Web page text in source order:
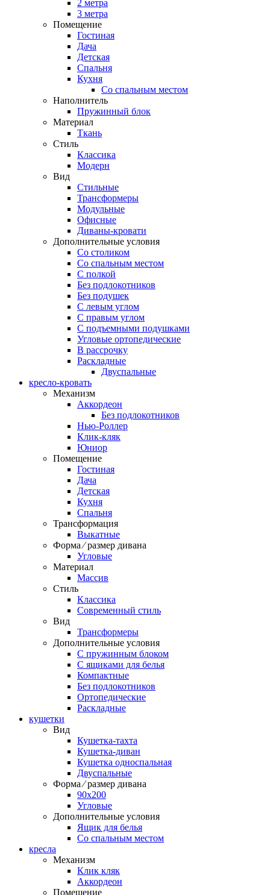
2 метра
3 метра
Помещение
Гостиная
Дача
Детская
Спальня
Кухня
Со спальным местом
Наполнитель
Пружинный блок
Материал
Ткань
Стиль
Классика
Модерн
Вид
Стильные
Трансформеры
Модульные
Офисные
Диваны-кровати
Дополнительные условия
Со столиком
Со спальным местом
С полкой
Без подлокотников
Без подушек
C левым углом
C правым углом
С подъемными подушками
Угловые ортопедические
В рассрочку
Раскладные
Двуспальные
кресло-кровать
Механизм
Аккордеон
Без подлокотников
Нью-Роллер
Клик-кляк
Юниор
Помещение
Гостиная
Дача
Детская
Кухня
Спальня
Трансформация
Выкатные
Форма ⁄ размер дивана
Угловые
Материал
Массив
Стиль
Классика
Современный стиль
Вид
Трансформеры
Дополнительные условия
С пружинным блоком
С ящиками для белья
Компактные
Без подлокотников
Ортопедические
Раскладные
кушетки
Вид
Кушетка-тахта
Кушетка-диван
Кушетка односпальная
Двуспальные
Форма ⁄ размер дивана
90х200
Угловые
Дополнительные условия
Ящик для белья
Со спальным местом
кресла
Механизм
Клик кляк
Аккордеон
Помещение